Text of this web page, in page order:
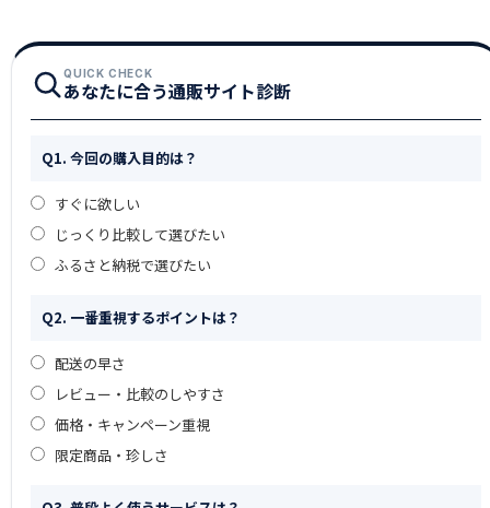
QUICK CHECK
あなたに合う通販サイト診断
Q1. 今回の購入目的は？
すぐに欲しい
じっくり比較して選びたい
ふるさと納税で選びたい
Q2. 一番重視するポイントは？
配送の早さ
レビュー・比較のしやすさ
価格・キャンペーン重視
限定商品・珍しさ